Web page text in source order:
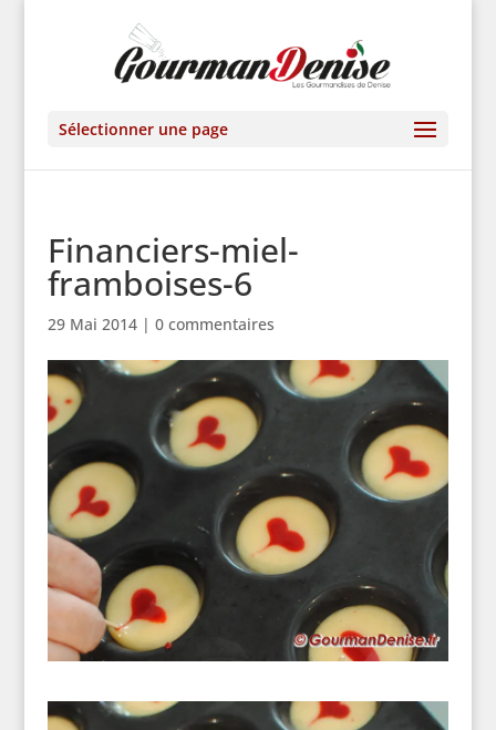
Sélectionner une page
Financiers-miel-
framboises-6
29 Mai 2014| 0 commentaires